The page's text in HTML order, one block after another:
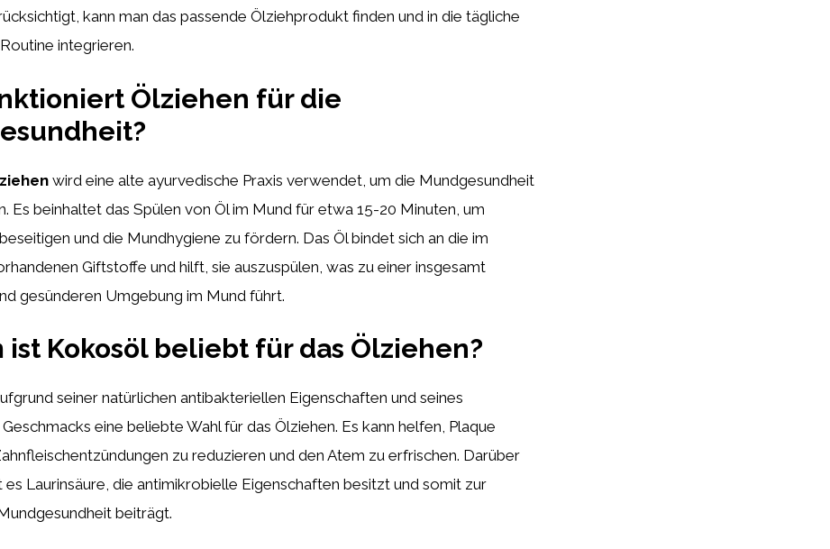
kann man das passende Ölziehprodukt finden und in die tägliche
integrieren.
Ölziehen für die
wird eine alte ayurvedische Praxis verwendet, um die Mundgesundheit
Es beinhaltet das Spülen von Öl im Mund für etwa 15-20 Minuten, um
und die Mundhygiene zu fördern. Das Öl bindet sich an die im
Giftstoffe und hilft, sie auszuspülen, was zu einer insgesamt
gesünderen Umgebung im Mund führt.
ist Kokosöl beliebt für das Ölziehen?
seiner natürlichen antibakteriellen Eigenschaften und seines
eine beliebte Wahl für das Ölziehen. Es kann helfen, Plaque
zu reduzieren und den Atem zu erfrischen. Darüber
es Laurinsäure, die antimikrobielle Eigenschaften besitzt und somit zur
beiträgt.